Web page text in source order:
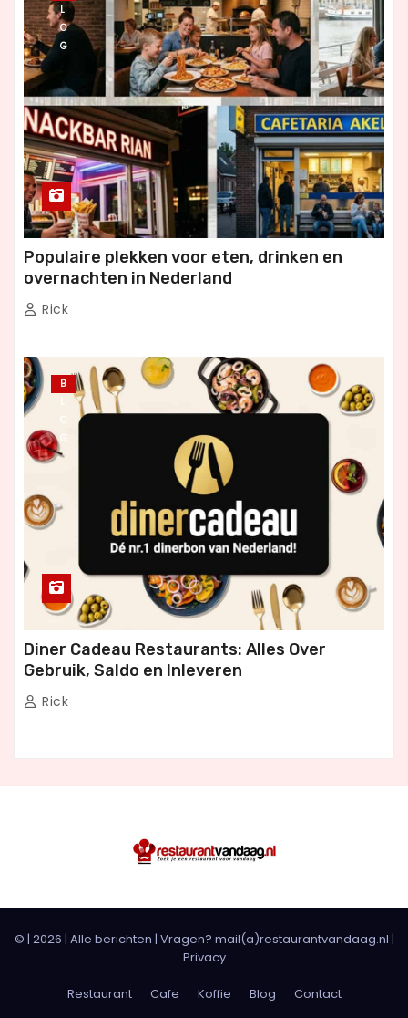
L
O
G
Populaire plekken voor eten, drinken en
overnachten in Nederland
Rick
B
L
O
G
Diner Cadeau Restaurants: Alles Over
Gebruik, Saldo en Inleveren
Rick
© | 2026 | Alle berichten | Vragen? mail(a)restaurantvandaag.nl |
Privacy
Restaurant Cafe Koffie Blog Contact